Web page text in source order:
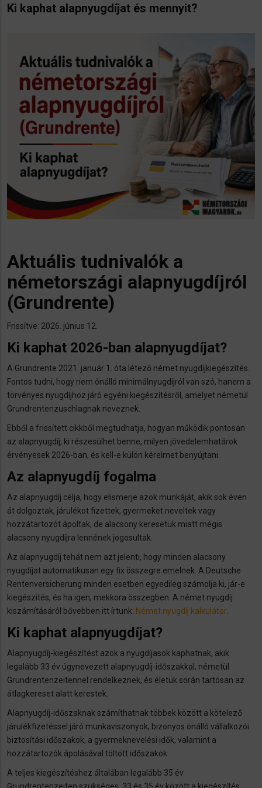
Ki kaphat alapnyugdíjat és mennyit?
Aktuális tudnivalók a
németországi alapnyugdíjról
(Grundrente)
Frissítve: 2026. június 12.
Ki kaphat 2026-ban alapnyugdíjat?
A Grundrente 2021. január 1. óta létező német nyugdíjkiegészítés.
Fontos tudni, hogy nem önálló minimálnyugdíjról van szó, hanem a
törvényes nyugdíjhoz járó egyéni kiegészítésről, amelyet németül
Grundrentenzuschlagnak neveznek.
Ebből a frissített cikkből megtudhatja, hogyan működik pontosan
az alapnyugdíj, ki részesülhet benne, milyen jövedelemhatárok
érvényesek 2026-ban, és kell-e külön kérelmet benyújtani.
Az alapnyugdíj fogalma
Az alapnyugdíj célja, hogy elismerje azok munkáját, akik sok éven
át dolgoztak, járulékot fizettek, gyermeket neveltek vagy
hozzátartozót ápoltak, de alacsony keresetük miatt mégis
alacsony nyugdíjra lennének jogosultak.
Az alapnyugdíj tehát nem azt jelenti, hogy minden alacsony
nyugdíjat automatikusan egy fix összegre emelnek. A Deutsche
Rentenversicherung minden esetben egyedileg számolja ki, jár-e
kiegészítés, és ha igen, mekkora összegben. A német nyugdíj
kiszámításáról bővebben itt írtunk: Német nyugdíj kalkulátor.
Ki kaphat alapnyugdíjat?
Alapnyugdíj-kiegészítést azok a nyugdíjasok kaphatnak, akik
legalább 33 év úgynevezett alapnyugdíj-időszakkal, németül
Grundrentenzeitennel rendelkeznek, és életük során tartósan az
átlagkereset alatt kerestek.
Alapnyugdíj-időszaknak számíthatnak többek között a kötelező
járulékfizetéssel járó munkaviszonyok, bizonyos önálló vállalkozói
biztosítási időszakok, a gyermeknevelési idők, valamint a
hozzátartozók ápolásával töltött időszakok.
A teljes kiegészítéshez általában legalább 35 év